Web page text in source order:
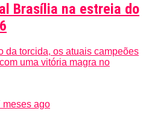
Brasília na estreia do
da torcida, os atuais campeões
uma vitória magra no
meses ago